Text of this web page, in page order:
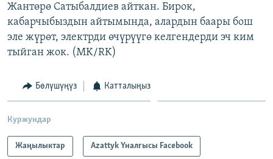
Жантөрө Сатыбалдиев айткан. Бирок,
кабарчыбыздын айтымында, алардын баары бош
эле жүрөт, электрди өчүрүүгө келгендерди эч ким
тыйган жок. (MK/RK)
Бөлүшүңүз Катталыңыз
Куржундар
Жаңылыктар Azattyk Үналгысы Facebook